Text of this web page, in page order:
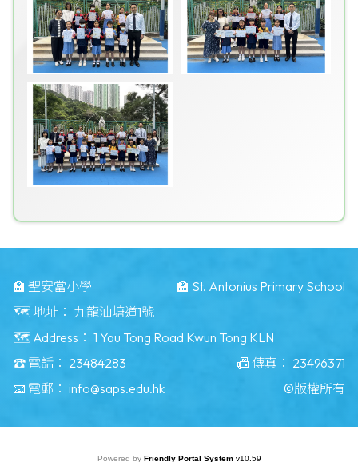
🏫 聖安當小學
🏫 St. Antonius Primary School
🗺️ 地址： 九龍油塘道1號
🗺️ Address： 1 Yau Tong Road Kwun Tong KLN
☎️ 電話： 23484283 📠 傳真： 23496371
📧 電郵： info@saps.edu.hk ©版權所有
Powered by Friendly Portal System v10.59